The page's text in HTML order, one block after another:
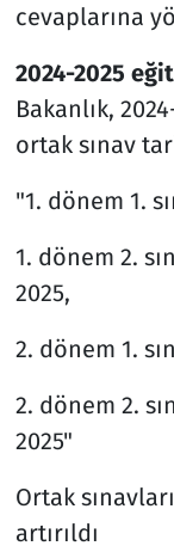
cevaplarına
2024-2025
Bakanlık,
ortak sınav
"1. dönem 1.
1. dönem 2.
2025,
2. dönem 1.
2. dönem 2.
2025"
Ortak
artırıldı